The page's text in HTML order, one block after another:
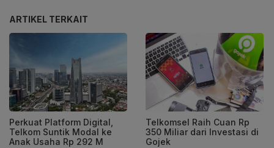
ARTIKEL TERKAIT
Perkuat Platform Digital,
Telkom Suntik Modal ke
Anak Usaha Rp 292 M
Telkomsel Raih Cuan Rp
350 Miliar dari Investasi di
Gojek